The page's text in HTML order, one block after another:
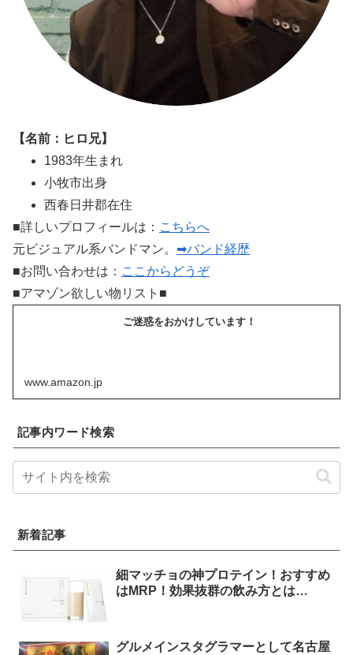
【名前：ヒロ兄】
1983年生まれ
小牧市出身
西春日井郡在住
■詳しいプロフィールは： こちらへ
元ビジュアル系バンドマン。 ➡バンド経歴
■お問い合わせは： ここからどうぞ
■アマゾン欲しい物リスト■
ご迷惑をおかけしています！
www.amazon.jp
記事内ワード検索
新着記事
細マッチョの神プロテイン！おすすめ
はMRP！効果抜群の飲み方とは…
グルメインスタグラマーとして名古屋